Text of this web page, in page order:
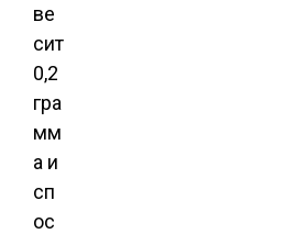
ве
сит
0,2
гра
мм
а и
сп
ос